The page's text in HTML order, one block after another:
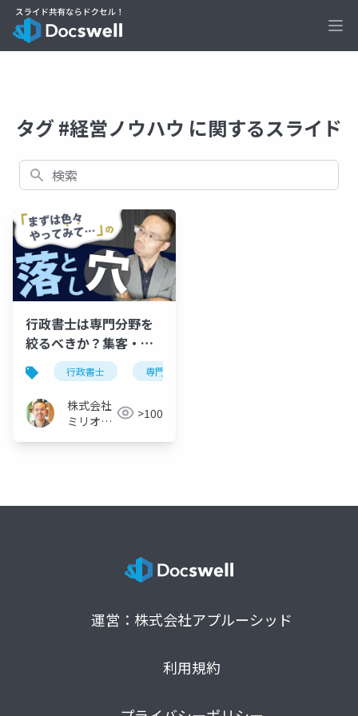
タグ #経営ノウハウ に関するスライド
検索
行政書士は専門分野を
絞るべきか？集客・営
業の最適解は…
行政書士 専門分野
株式会社
ミリオン
>100
運営：株式会社アプルーシッド
利用規約